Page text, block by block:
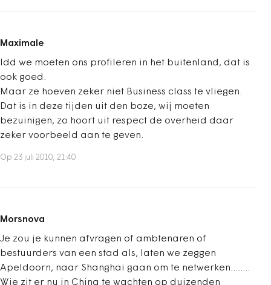
Maximale
Idd we moeten ons profileren in het buitenland, dat is
ook goed.
Maar ze hoeven zeker niet Business class te vliegen.
Dat is in deze tijden uit den boze, wij moeten
bezuinigen, zo hoort uit respect de overheid daar
zeker voorbeeld aan te geven.
Op 23 juli 2010, 21:40
Morsnova
Je zou je kunnen afvragen of ambtenaren of
bestuurders van een stad als, laten we zeggen
Apeldoorn, naar Shanghai gaan om te netwerken........
Wie zit er nu in China te wachten op duizenden